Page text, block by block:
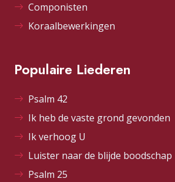
Componisten
Koraalbewerkingen
Populaire Liederen
Psalm 42
Ik heb de vaste grond gevonden
Ik verhoog U
Luister naar de blijde boodschap
Psalm 25